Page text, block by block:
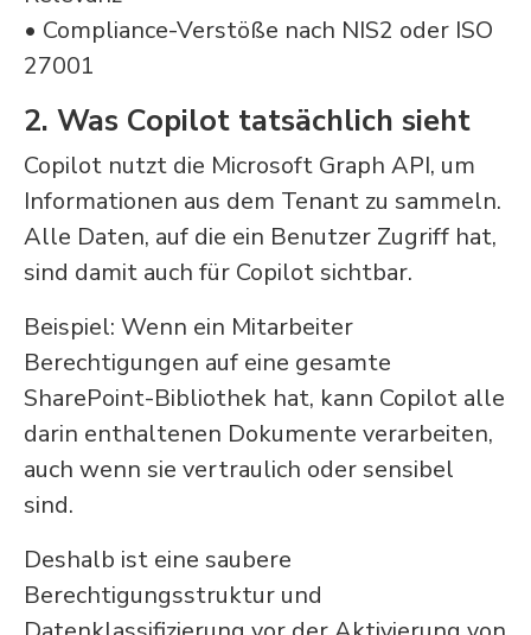
• Compliance-Verstöße nach NIS2 oder ISO
27001
2. Was Copilot tatsächlich sieht
Copilot nutzt die Microsoft Graph API, um
Informationen aus dem Tenant zu sammeln.
Alle Daten, auf die ein Benutzer Zugriff hat,
sind damit auch für Copilot sichtbar.
Beispiel: Wenn ein Mitarbeiter
Berechtigungen auf eine gesamte
SharePoint-Bibliothek hat, kann Copilot alle
darin enthaltenen Dokumente verarbeiten,
auch wenn sie vertraulich oder sensibel
sind.
Deshalb ist eine saubere
Berechtigungsstruktur und